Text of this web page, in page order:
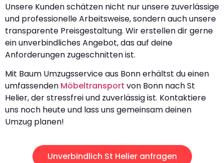
Unsere Kunden schätzen nicht nur unsere zuverlässige
und professionelle Arbeitsweise, sondern auch unsere
transparente Preisgestaltung. Wir erstellen dir gerne
ein unverbindliches Angebot, das auf deine
Anforderungen zugeschnitten ist.
Mit Baum Umzugsservice aus Bonn erhältst du einen
umfassenden Möbeltransport von Bonn nach St
Helier, der stressfrei und zuverlässig ist. Kontaktiere
uns noch heute und lass uns gemeinsam deinen
Umzug planen!
Unverbindlich St Helier anfragen